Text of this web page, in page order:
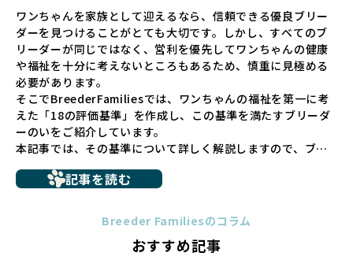
長するための環境が十分に整っていない場合が多く、販売ま
での間に過密な環境や長距離移動のストレスを受けることが
少なくありません。このような環境は、健康リスクや社会性
の問題につながりやすく、ワンちゃんにとっても望ましいと
は言えません。
こうした背景から、BreederFamiliesはペットショップを介
さない直接販売を採用するとともに、ペットオークションや
ペットショップを利用するブリーダーの掲載も行ってしませ
ん。
ペットショップを避けた方がいい理由の詳細はこちら
法令レベルの最低基準にとどまっていることが問題です。こ
ものに過ぎず、ワンちゃんの心身の福祉やブリーダーの責任
ワンちゃんを家族として迎えるなら、信頼できる優良ブリー
ダーを見つけることがとても大切です。しかし、すべてのブ
リーダーが同じではなく、営利を優先してワンちゃんの健康
や福祉を十分に考えないところもあるため、慎重に見極める
必要があります。
そこでBreederFamiliesでは、ワンちゃんの福祉を第一に考
えた「18の評価基準」を作成し、この基準を満たすブリーダ
ーのいをご紹介しています。
本記事では、その基準について詳しく解説しますので、ブリ
に断尾（しっぽを切る）や断耳（耳を切る）が行われている
ことがあります。
これは痛みを伴う処置で、ワンちゃんの身体的な負担が大き
記事を読む
Breeder Familiesのコラム
おすすめ記事